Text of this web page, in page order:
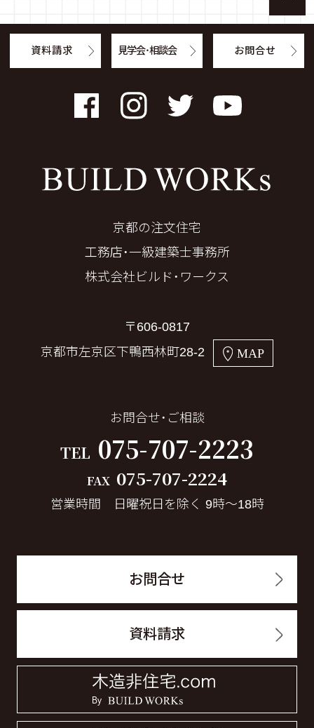
FacebookInstagramTwitter YouTube
京都の注文住宅
工務店・一級建築士事務所
株式会社ビルド・ワークス
〒606-0817
京都市左京区下鴨西林町28-2
MAP
お問合せ・ご相談
TEL 075-707-2223
FAX 075-707-2224
営業時間 日曜祝日を除く 9時～18時
お問合せ
資料請求
資料請求 見学会・相談会 お問合せ